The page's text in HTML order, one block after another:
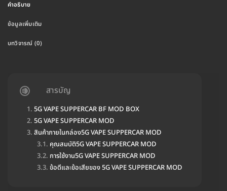
คำอธิบาย
ข้อมูลเพิ่มเติม
บทวิจารณ์ (0)
สารบัญ
5G VAPE SUPPERCAR BF MOD BOX
5G VAPE SUPPERCAR MOD
สินค้าภายในกล่อง5G VAPE SUPPERCAR MOD
คุณสมบัติ5G VAPE SUPPERCAR MOD
การใช้งาน5G VAPE SUPPERCAR MOD
ข้อดีและข้อเสียของ 5G VAPE SUPPERCAR MOD